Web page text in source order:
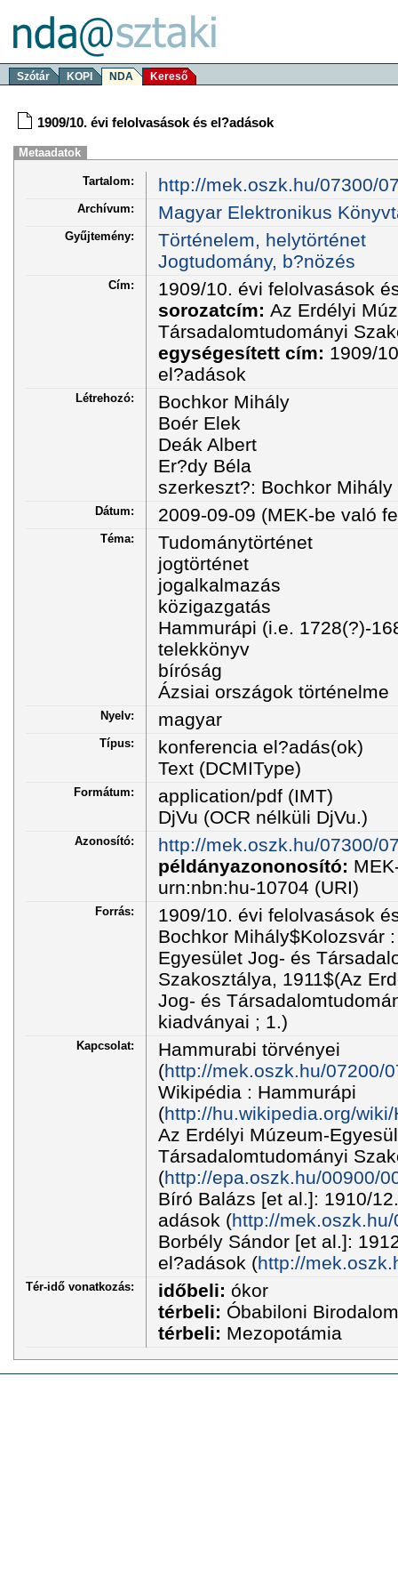
Szótár KOPI NDA Kereső
1909/10. évi felolvasások és el?adások
Metaadatok
Tartalom: http://mek.oszk.hu/07300/
Archívum: Magyar Elektronikus
Gyűjtemény:
Történelem, helytörténet
Jogtudomány, b?nözés
Cím:
1909/10. évi felolvasások
sorozatcím: Az Erdélyi
Társadalomtudományi
egységesített cím: 1909/
el?adások
Létrehozó:
Bochkor Mihály
Boér Elek
Deák Albert
Er?dy Béla
szerkeszt?: Bochkor Mihály
Dátum: 2009-09-09 (MEK-be való
Téma:
Tudománytörténet
jogtörténet
jogalkalmazás
közigazgatás
Hammurápi (i.e. 1728(?)-
telekkönyv
bíróság
Ázsiai országok történelme
Nyelv: magyar
Típus:
konferencia el?adás(ok)
Text (DCMIType)
Formátum:
application/pdf (IMT)
DjVu (OCR nélküli DjVu.)
Azonosító:
http://mek.oszk.hu/07300/
példányazononosító:
urn:nbn:hu-10704 (URI)
Forrás:
1909/10. évi felolvasások
Bochkor Mihály$Kolozsvár
Egyesület Jog- és
Szakosztálya, 1911$(Az
Jog- és
kiadványai ; 1.)
Kapcsolat:
Hammurabi törvényei
(http://mek.oszk.hu/07200/
Wikipédia : Hammurápi
(http://hu.wikipedia.org/
Az Erdélyi Múzeum-
Társadalomtudományi
(http://epa.oszk.hu/00900/
Bíró Balázs [et al.]: 1910/
adások (http://
Borbély Sándor [et al.]:
el?adások (http://
Tér-idő vonatkozás: időbeli: ókor
térbeli: Óbabiloni Birodalom
térbeli: Mezopotámia